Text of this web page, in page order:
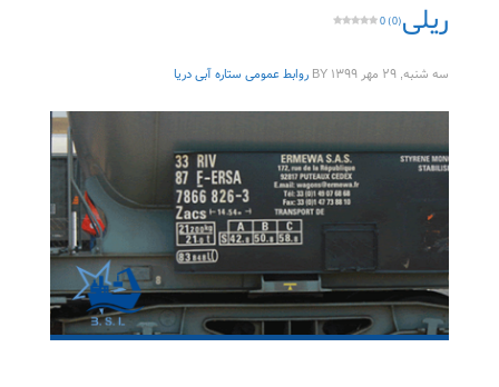
ریلی0 (0)
سه شنبه, ۲۹ مهر ۱۳۹۹ BY روابط عمومی ستاره آبی دریا